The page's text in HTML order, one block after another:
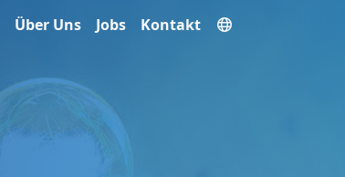
Über Uns Jobs Kontakt